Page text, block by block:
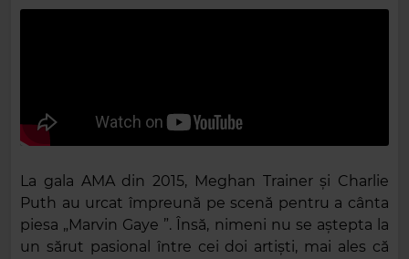
La gala AMA din 2015, Meghan Trainer și Charlie
Puth au urcat împreună pe scenă pentru a cânta
piesa „Marvin Gaye ”. Însă, nimeni nu se aștepta la
un sărut pasional între cei doi artiști, mai ales că